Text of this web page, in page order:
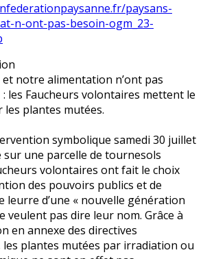
paysans-
n-ont-pas-besoin-ogm_23-
et notre alimentation n’ont pas
: les Faucheurs volontaires mettent le
plantes mutées.
symbolique samedi 30 juillet
sur une parcelle de tournesols
volontaires ont fait le choix
des pouvoirs publics et de
leurre d’une « nouvelle génération
veulent pas dire leur nom. Grâce à
en annexe des directives
plantes mutées par irradiation ou